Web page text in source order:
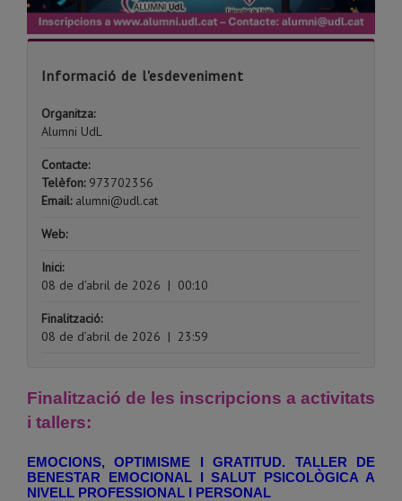
Informació de l'esdeveniment
Organitza:
Alumni UdL
Contacte:
Telèfon:973702356
Email:alumni@udl.cat
Web:
Inici:
08 de d’abril de 2026 | 00:10
Finalització:
08 de d’abril de 2026 | 23:59
Finalització de les inscripcions a activitats
i tallers:
EMOCIONS, OPTIMISME I GRATITUD. TALLER DE
BENESTAR EMOCIONAL I SALUT PSICOLÒGICA A
NIVELL PROFESSIONAL I PERSONAL